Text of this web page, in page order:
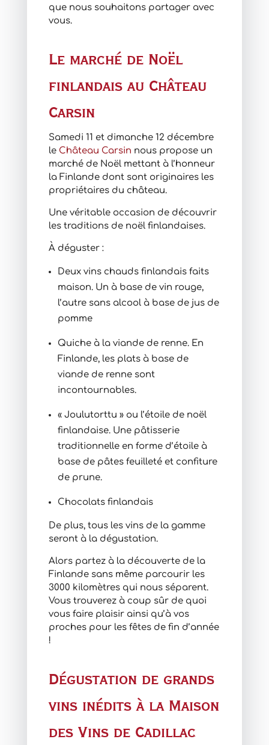
que nous souhaitons partager avec
vous.
Le marché de Noël
finlandais au Château
Carsin
Samedi 11 et dimanche 12 décembre
le Château Carsin nous propose un
marché de Noël mettant à l’honneur
la Finlande dont sont originaires les
propriétaires du château.
Une véritable occasion de découvrir
les traditions de noël finlandaises.
À déguster :
Deux vins chauds finlandais faits
maison. Un à base de vin rouge,
l’autre sans alcool à base de jus de
pomme
Quiche à la viande de renne. En
Finlande, les plats à base de
viande de renne sont
incontournables.
« Joulutorttu » ou l’étoile de noël
finlandaise. Une pâtisserie
traditionnelle en forme d’étoile à
base de pâtes feuilleté et confiture
de prune.
Chocolats finlandais
De plus, tous les vins de la gamme
seront à la dégustation.
Alors partez à la découverte de la
Finlande sans même parcourir les
3000 kilomètres qui nous séparent.
Vous trouverez à coup sûr de quoi
vous faire plaisir ainsi qu’à vos
proches pour les fêtes de fin d’année
!
Dégustation de grands
vins inédits à la Maison
des Vins de Cadillac